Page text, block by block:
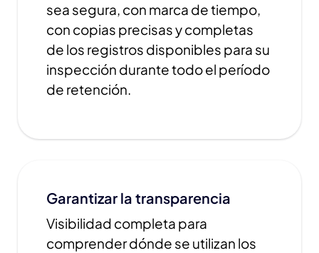
sea segura, con marca de tiempo,
con copias precisas y completas
de los registros disponibles para su
inspección durante todo el período
de retención.
Garantizar la transparencia
Visibilidad completa para
comprender dónde se utilizan los